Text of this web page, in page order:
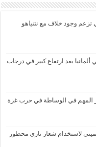
تزعم وجود خلاف مع نتنياهو
بعد ارتفاع كبير في درجات
المهم في الوساطة في حرب غزة
لاستخدام شعار نازي محظور